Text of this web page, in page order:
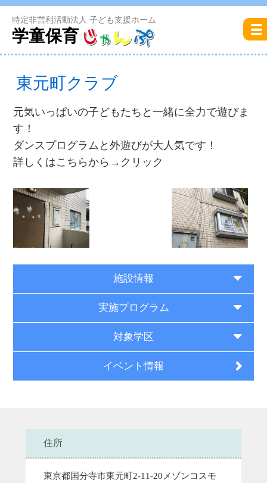
特定非営利活動法人 子ども支援ホーム
学童保育
東元町クラブ
元気いっぱいの子どもたちと一緒に全力で遊びま
す！
ダンスプログラムと外遊びが大人気です！
詳しくはこちらから→クリック
施設情報
実施プログラム
対象学区
イベント情報
住所
東京都国分寺市東元町2-11-20メゾンコスモ